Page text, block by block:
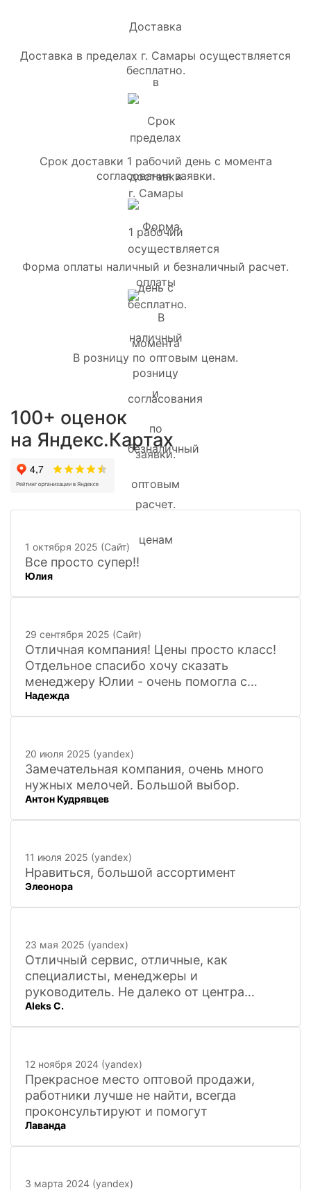
Доставка в пределах г. Самары осуществляется
бесплатно.
Срок доставки 1 рабочий день с момента
согласования заявки.
Форма оплаты наличный и безналичный расчет.
В розницу по оптовым ценам.
100+ оценок
на Яндекс.Картах
1 октября 2025 (Сайт)
Все просто супер!!
Юлия
29 сентября 2025 (Сайт)
Отличная компания! Цены просто класс!
Отдельное спасибо хочу сказать
менеджеру Юлии - очень помогла с
покупкой и доставкой сувенирных
фигурок! Буду ждать новинок и покупать
Надежда
20 июля 2025 (yandex)
Замечательная компания, очень много
нужных мелочей. Большой выбор.
Антон Кудрявцев
11 июля 2025 (yandex)
Нравиться, большой ассортимент
Элеонора
23 мая 2025 (yandex)
Отличный сервис, отличные, как
специалисты, менеджеры и
руководитель. Не далеко от центра
города, 20 минут
Aleks C.
12 ноября 2024 (yandex)
Прекрасное место оптовой продажи,
работники лучше не найти, всегда
проконсультируют и помогут
Лаванда
3 марта 2024 (yandex)